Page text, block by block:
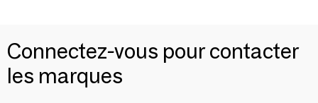
Connectez-vous pour contacter
les marques